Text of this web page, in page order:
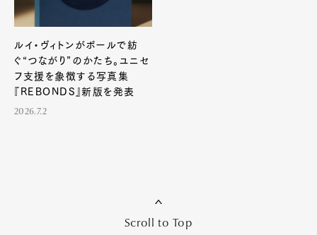
ルイ・ヴィトンがボールで紡
ぐ“つながり”のかたち。ユニセ
フ支援を象徴する写真集
『REBONDS』新版を発表
2026.7.2
Scroll to Top